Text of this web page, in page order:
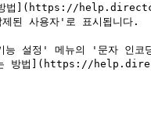
된 사용자'로 표시됩니다.
설정' 메뉴의 '문자 인코